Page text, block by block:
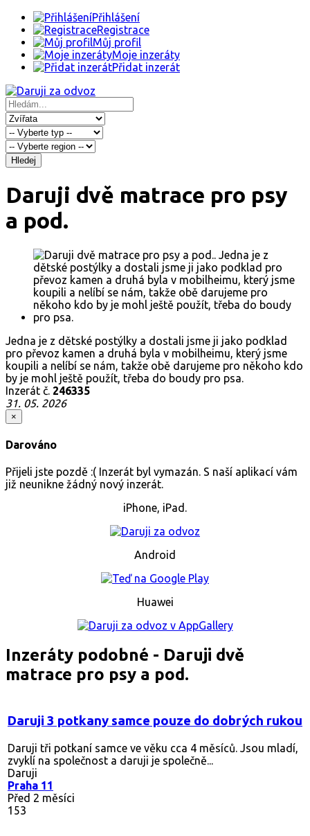
Přihlášení
Registrace
Můj profil
Moje inzeráty
Přidat inzerát
Hledej
Daruji dvě matrace pro psy
a pod.
Jedna je z dětské postýlky a dostali jsme ji jako podklad
pro převoz kamen a druhá byla v mobilheimu, který jsme
koupili a nelíbí se nám, takže obě darujeme pro někoho kdo
by je mohl ještě použít, třeba do boudy pro psa.
Inzerát č. 246335
31. 05. 2026
×
Darováno
Přijeli jste pozdě :( Inzerát byl vymazán. S naší aplikací vám
již neunikne žádný nový inzerát.
iPhone, iPad.
Android
Huawei
Inzeráty podobné - Daruji dvě
matrace pro psy a pod.
Daruji 3 potkany samce pouze do dobrých rukou
Daruji tři potkaní samce ve věku cca 4 měsíců. Jsou mladí,
zvyklí na společnost a daruji je společně...
Daruji
Praha 11
Před 2 měsíci
153